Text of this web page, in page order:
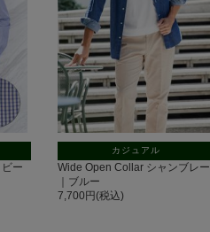
ー
カジュアル
Wide Open Collar シャンブレー
｜ブルー
7,700円(税込)